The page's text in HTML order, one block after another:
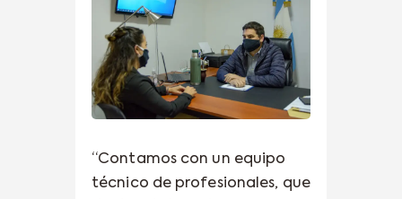
“Contamos con un equipo
técnico de profesionales, que